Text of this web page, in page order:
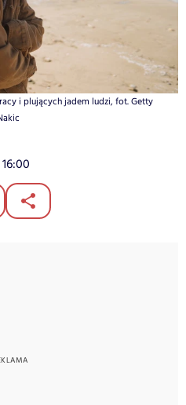
i plujących jadem ludzi, fot. Getty